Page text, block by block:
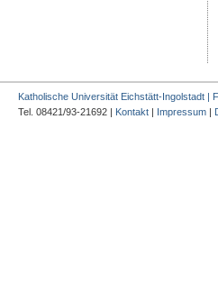
Katholische Universität Eichstätt-Ingolstadt |
Tel. 08421/93-21692 | Kontakt | Impressum |